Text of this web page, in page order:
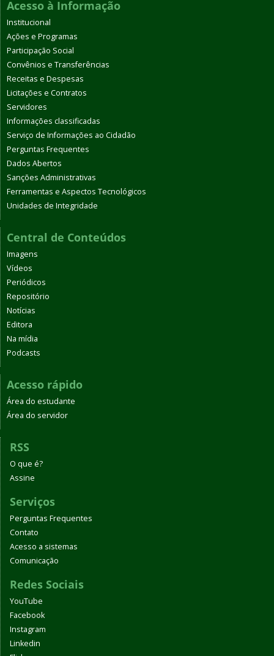
Acesso à Informação
Institucional
Ações e Programas
Participação Social
Convênios e Transferências
Receitas e Despesas
Licitações e Contratos
Servidores
Informações classificadas
Serviço de Informações ao Cidadão
Perguntas Frequentes
Dados Abertos
Sanções Administrativas
Ferramentas e Aspectos Tecnológicos
Unidades de Integridade
Central de Conteúdos
Imagens
Vídeos
Periódicos
Repositório
Notícias
Editora
Na mídia
Podcasts
Acesso rápido
Área do estudante
Área do servidor
RSS
O que é?
Assine
Serviços
Perguntas Frequentes
Contato
Acesso a sistemas
Comunicação
Redes Sociais
YouTube
Facebook
Instagram
Linkedin